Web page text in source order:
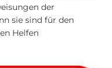
der
sie sind für den
Helfen